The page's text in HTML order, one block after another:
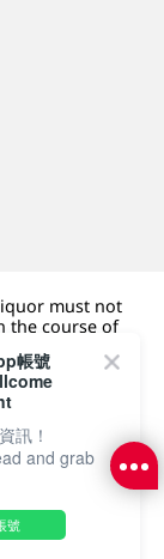
must not
the course of
歲以下人士)
Group
Company
帳號
訊！
and grab
號